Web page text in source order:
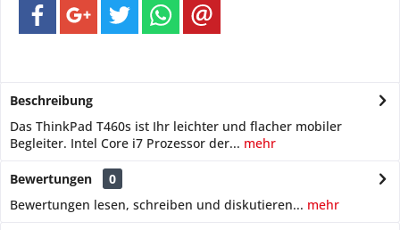
Beschreibung
Das ThinkPad T460s ist Ihr leichter und flacher mobiler
Begleiter. Intel Core i7 Prozessor der... mehr
Bewertungen
0
Bewertungen lesen, schreiben und diskutieren... mehr